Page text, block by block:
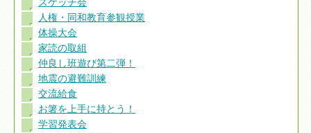
人権・同和教育参観授業
体操大会
家読の取組
仲良し班遊び第二弾！
地震の避難訓練
交流給食
お箸を上手に持とう！
学習発表会